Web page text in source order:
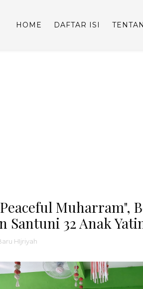
HOME DAFTAR ISI
Muharram",
Santuni 32 Anak
HIjriyah